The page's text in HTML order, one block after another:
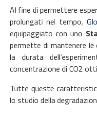
Al fine di permettere
prolungati nel tempo,
equipaggiato con uno
permette di mantenere le
la durata
concentrazione di CO2
Tutte queste
lo studio della